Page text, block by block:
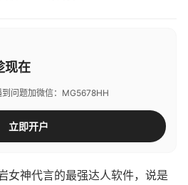
现在
到问题加微信：MG5678HH
立即开户
神代言的最强达人软件，说是